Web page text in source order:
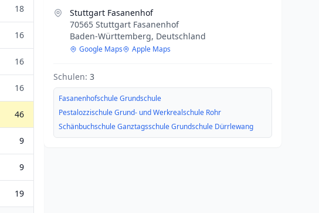
18
16
16
16
46
9
9
19
Stuttgart Fasanenhof
70565 Stuttgart Fasanenhof
Baden-Württemberg, Deutschland
Google Maps Apple Maps
Schulen: 3
Fasanenhofschule Grundschule
Pestalozzischule Grund- und Werkrealschule Rohr
Schänbuchschule Ganztagsschule Grundschule Dürrlewang